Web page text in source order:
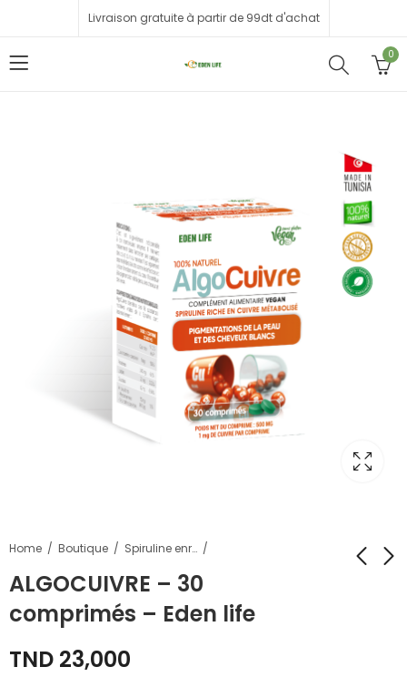
Livraison gratuite à partir de 99dt d'achat
0
Home Boutique Spiruline enrichie
ALGOCUIVRE – 30
comprimés – Eden life
TND 23,000